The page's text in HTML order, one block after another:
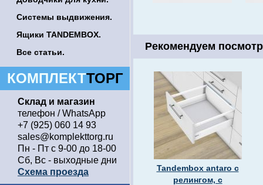
Системы выдвижения.
Ящики TANDEMBOX.
Все статьи.
КОМПЛЕКТТОРГ
Склад и магазин
телефон / WhatsApp
+7 (925) 060 14 93
sales@komplekttorg.ru
Пн - Пт с 9-00 до 18-00
Сб, Вс - выходные дни
Схема проезда
Рекомендуем
Tandembox antaro с
релингом, c